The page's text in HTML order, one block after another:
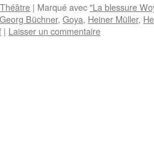
Théâtre | Marqué avec"La blessure
Georg Büchner, Goya, Heiner Müller,
| Laisser un commentaire